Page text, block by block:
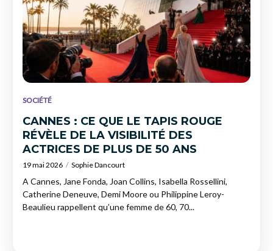
SOCIÉTÉ
CANNES : CE QUE LE TAPIS ROUGE
RÉVÈLE DE LA VISIBILITÉ DES
ACTRICES DE PLUS DE 50 ANS
19 mai 2026 Sophie Dancourt
A Cannes, Jane Fonda, Joan Collins, Isabella Rossellini,
Catherine Deneuve, Demi Moore ou Philippine Leroy-
Beaulieu rappellent qu’une femme de 60, 70...